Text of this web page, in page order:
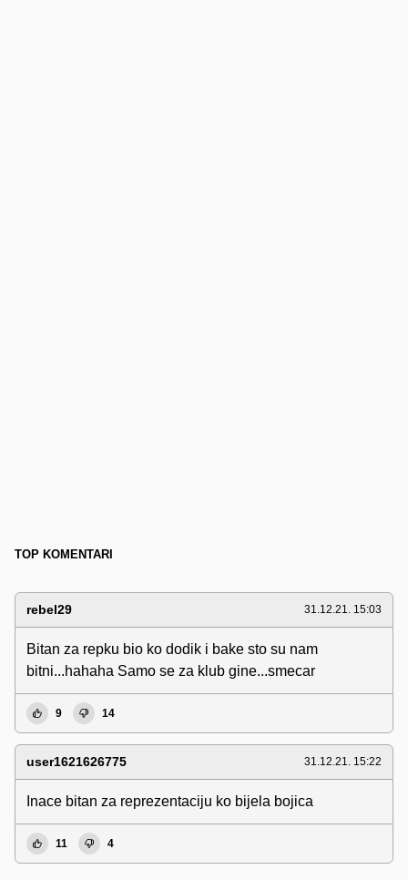
TOP KOMENTARI
rebel29 31.12.21. 15:03
Bitan za repku bio ko dodik i bake sto su nam
bitni...hahaha Samo se za klub gine...smecar
9 14
user1621626775 31.12.21. 15:22
Inace bitan za reprezentaciju ko bijela bojica
11 4